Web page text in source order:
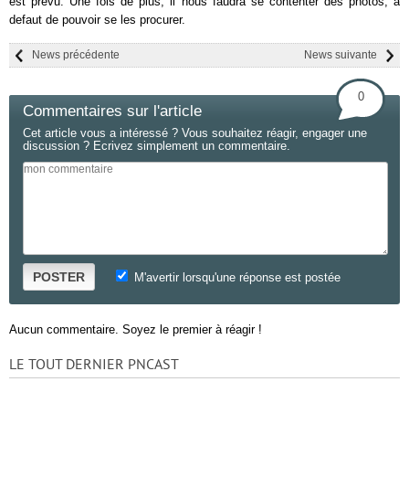
defaut de pouvoir se les procurer.
News suivante
News précédente
Commentaires sur l'article
0
Cet article vous a intéressé ? Vous souhaitez réagir, engager une
discussion ? Ecrivez simplement un commentaire.
POSTER M'avertir lorsqu'une réponse est postée
Aucun commentaire. Soyez le premier à réagir !
LE TOUT DERNIER PNCAST